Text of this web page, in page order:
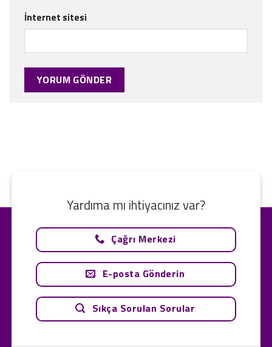
İnternet sitesi
Yardıma mı ihtiyacınız var?
Çağrı Merkezi
E-posta Gönderin
Sıkça Sorulan Sorular